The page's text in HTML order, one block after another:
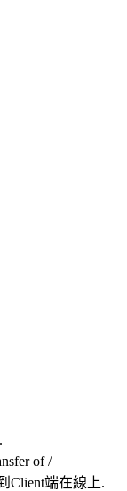
of /
Client端在線上.